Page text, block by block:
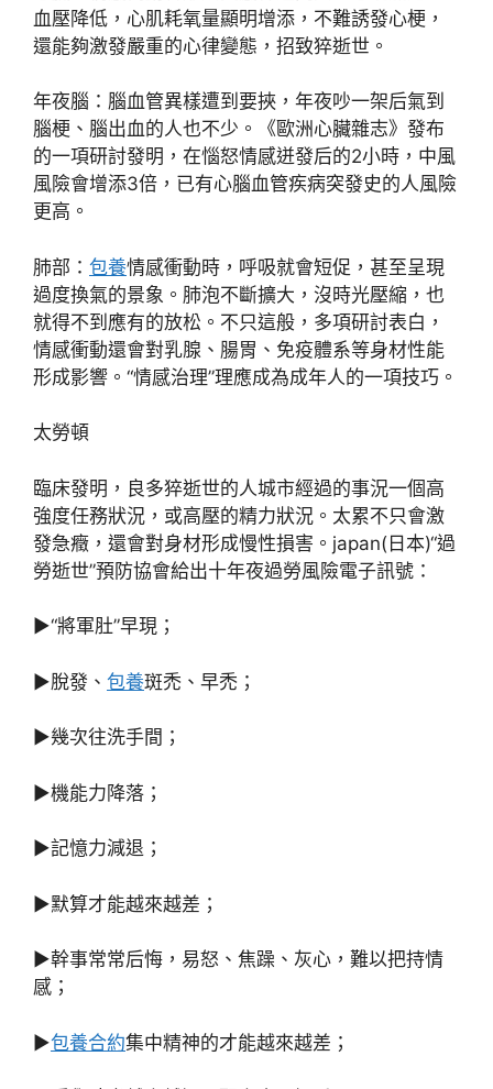
血壓降低，心肌耗氧量顯明增添，不難誘發心梗，
還能夠激發嚴重的心律變態，招致猝逝世。
年夜腦：腦血管異樣遭到要挾，年夜吵一架后氣到
腦梗、腦出血的人也不少。《歐洲心臟雜志》發布
的一項研討發明，在惱怒情感迸發后的2小時，中風
風險會增添3倍，已有心腦血管疾病突發史的人風險
更高。
肺部： 包養情感衝動時，呼吸就會短促，甚至呈現
過度換氣的景象。肺泡不斷擴大，沒時光壓縮，也
就得不到應有的放松。不只這般，多項研討表白，
情感衝動還會對乳腺、腸胃、免疫體系等身材性能
形成影響。“情感治理”理應成為成年人的一項技巧。
太勞頓
臨床發明，良多猝逝世的人城市經過的事況一個高
強度任務狀況，或高壓的精力狀況。太累不只會激
發急癥，還會對身材形成慢性損害。japan(日本)“過
勞逝世”預防協會給出十年夜過勞風險電子訊號：
▶“將軍肚”早現；
▶脫發、 包養斑禿、早禿；
▶幾次往洗手間；
▶機能力降落；
▶記憶力減退；
▶默算才能越來越差；
▶幹事常常后悔，易怒、焦躁、灰心，難以把持情
感；
▶包養合約集中精神的才能越來越差；